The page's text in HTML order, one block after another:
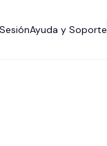
Ayuda y Soporte